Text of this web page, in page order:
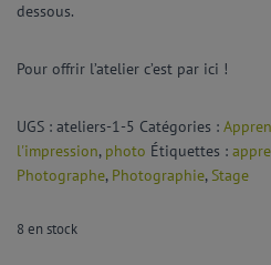
dessous.
Pour offrir l’atelier c’est par ici !
UGS : ateliers-1-5 Catégories :
l'impression, photo Étiquettes :
Photographe, Photographie, Stage
8 en stock